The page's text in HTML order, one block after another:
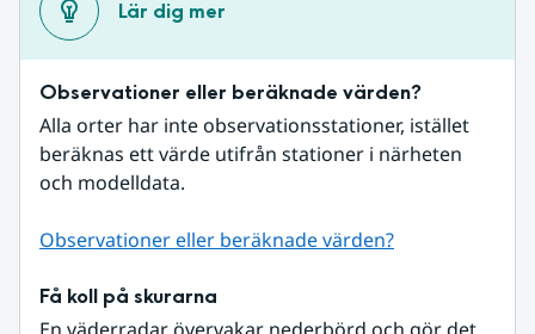
Lär dig mer
Observationer eller beräknade värden?
Alla orter har inte observationsstationer, istället
beräknas ett värde utifrån stationer i närheten
och modelldata.
Observationer eller beräknade värden?
Få koll på skurarna